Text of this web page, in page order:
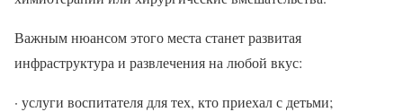
Важным нюансом этого места станет развитая
инфраструктура и развлечения на любой вкус:
· услуги воспитателя для тех, кто приехал с детьми;